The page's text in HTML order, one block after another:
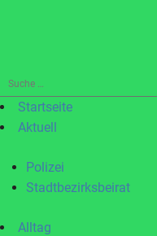
Suche
nach:Startseite
Aktuell
Polizei
Stadtbezirksbeirat
Alltag